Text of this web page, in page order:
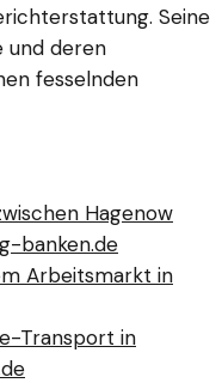
Seine
und deren
fesselnden
Hagenow
banken.de
Arbeitsmarkt in
Transport in